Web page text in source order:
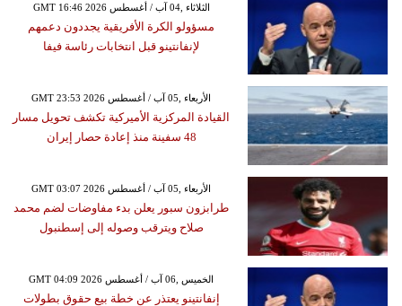
GMT 16:46 2026 الثلاثاء ,04 آب / أغسطس
مسؤولو الكرة الأفريقية يجددون دعمهم
لإنفانتينو قبل انتخابات رئاسة فيفا
GMT 23:53 2026 الأربعاء ,05 آب / أغسطس
القيادة المركزية الأميركية تكشف تحويل مسار
48 سفينة منذ إعادة حصار إيران
GMT 03:07 2026 الأربعاء ,05 آب / أغسطس
طرابزون سبور يعلن بدء مفاوضات لضم محمد
صلاح ويترقب وصوله إلى إسطنبول
GMT 04:09 2026 الخميس ,06 آب / أغسطس
إنفانتينو يعتذر عن خطة بيع حقوق بطولات